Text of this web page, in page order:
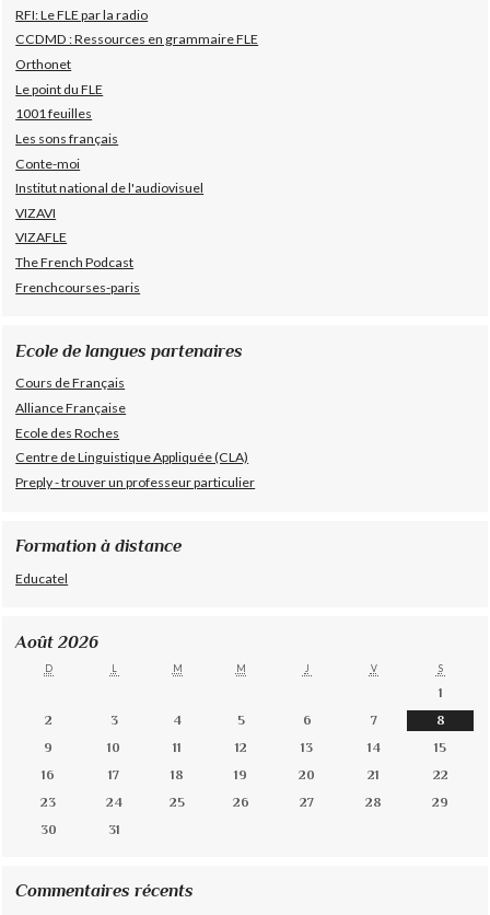
RFI: Le FLE par la radio
CCDMD : Ressources en grammaire FLE
Orthonet
Le point du FLE
1001 feuilles
Les sons français
Conte-moi
Institut national de l'audiovisuel
VIZAVI
VIZAFLE
The French Podcast
Frenchcourses-paris
Ecole de langues partenaires
Cours de Français
Alliance Française
Ecole des Roches
Centre de Linguistique Appliquée (CLA)
Preply - trouver un professeur particulier
Formation à distance
Educatel
Août 2026
D L M M J V S
1
2
3 4 5 6 7
8
9
10 11 12 13 14
15
16
17 18 19 20 21
22
23
24 25 26 27 28
29
30
31
Commentaires récents